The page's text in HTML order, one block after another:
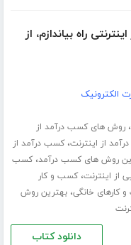
راه بیاندازم، از
الکترونیک
،روش های کسب درآمد از
از اینترنت،کسب درآمد از
روش های کسب درآمد،کسب
از اینترنت،کسب و کار
کارهای خانگی،بهترین روش
دانلود کتاب